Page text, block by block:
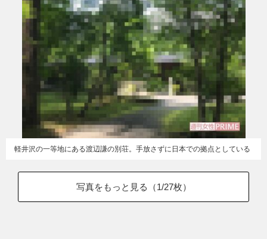
軽井沢の一等地にある渡辺謙の別荘。手放さずに日本での拠点としている
写真をもっと見る（1/27枚）